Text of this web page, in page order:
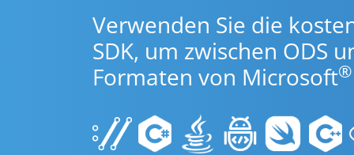
Verwenden Sie die
SDK, um zwischen ODS
Formaten von Microsoft®